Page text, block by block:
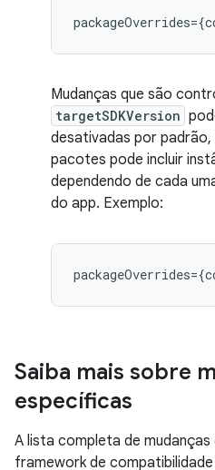
Mudanças que são
targetSDKVersion
desativadas por
pacotes pode incluir
dependendo de cada
do app. Exemplo:
Saiba mais sobre
específicas
A lista completa de
framework de